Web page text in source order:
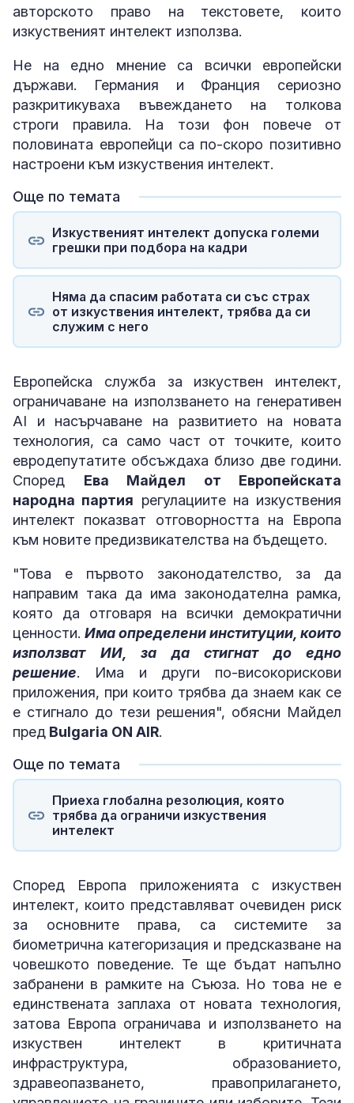
авторското право на текстовете, които
изкуственият интелект използва.
Не на едно мнение са всички европейски
държави. Германия и Франция сериозно
разкритикуваха въвеждането на толкова
строги правила. На този фон повече от
половината европейци са по-скоро позитивно
настроени към изкуствения интелект.
Още по темата
Изкуственият интелект допуска големи
грешки при подбора на кадри
Няма да спасим работата си със страх
от изкуствения интелект, трябва да си
служим с него
Европейска служба за изкуствен интелект,
ограничаване на използването на генеративен
AI и насърчаване на развитието на новата
технология, са само част от точките, които
евродепутатите обсъждаха близо две години.
Според Ева Майдел от Европейската
народна партия регулациите на изкуствения
интелект показват отговорността на Европа
към новите предизвикателства на бъдещето.
"Това е първото законодателство, за да
направим така да има законодателна рамка,
която да отговаря на всички демократични
ценности. Има определени институции, които
използват ИИ, за да стигнат до едно
решение. Има и други по-високорискови
приложения, при които трябва да знаем как се
е стигнало до тези решения", обясни Майдел
пред Bulgaria ON AIR.
Още по темата
Приеха глобална резолюция, която
трябва да ограничи изкуствения
интелект
Според Европа приложенията с изкуствен
интелект, които представляват очевиден риск
за основните права, са системите за
биометрична категоризация и предсказване на
човешкото поведение. Те ще бъдат напълно
забранени в рамките на Съюза. Но това не е
единствената заплаха от новата технология,
затова Европа ограничава и използването на
изкуствен интелект в критичната
инфраструктура, образованието,
здравеопазването, правоприлагането,